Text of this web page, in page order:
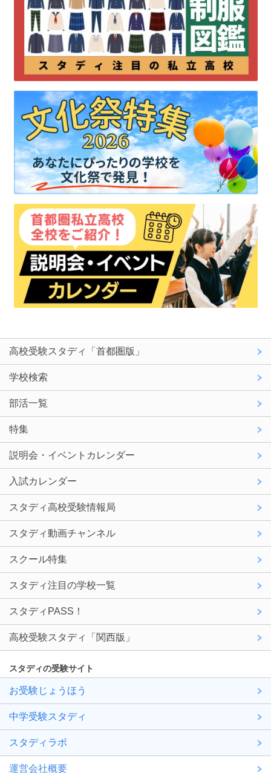
高校受験スタディ「首都圏版」
学校検索
部活一覧
特集
説明会・イベントカレンダー
入試カレンダー
スタディ高校受験情報局
スタディ動画チャンネル
スクール特集
スタディ注目の学校一覧
スタディPASS！
高校受験スタディ「関西版」
スタディの受験サイト
お受験じょうほう
中学受験スタディ
スタディラボ
運営会社概要